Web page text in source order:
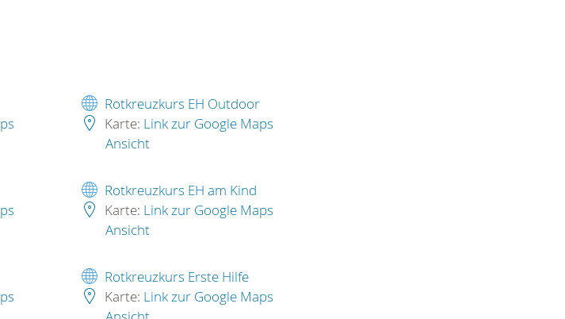
Rotkreuzkurs EH Outdoor
Karte: Link zur Google Maps
Ansicht
Rotkreuzkurs EH am Kind
Karte: Link zur Google Maps
Ansicht
Rotkreuzkurs Erste Hilfe
Karte: Link zur Google Maps